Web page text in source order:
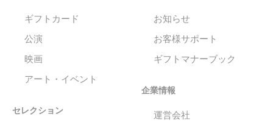
ギフトカード
公演
映画
アート・イベント
セレクション
お知らせ
お客様サポート
ギフトマナーブック
企業情報
運営会社